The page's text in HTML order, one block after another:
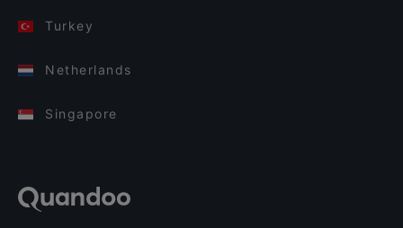
Turkey
Netherlands
Singapore